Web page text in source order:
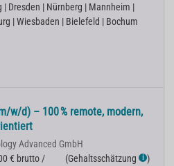
| Dresden | Nürnberg | Mannheim |
| Wiesbaden | Bielefeld | Bochum
w/d) – 100 % remote, modern,
Advanced GmbH
€ brutto /
(Gehaltsschätzung ℹ )